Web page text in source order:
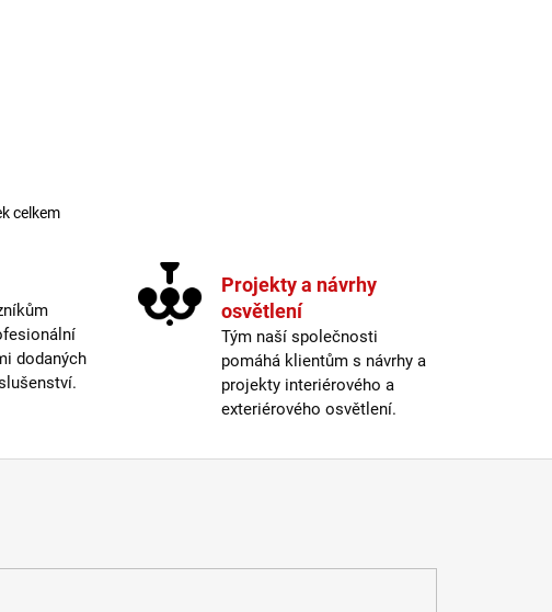
Ovládací prvky výpisu
celkem
dodaných
Projekty a návrhy
osvětlení
Tým naší společnosti
pomáhá klientům s návrhy a
projekty interiérového a
exteriérového osvětlení.